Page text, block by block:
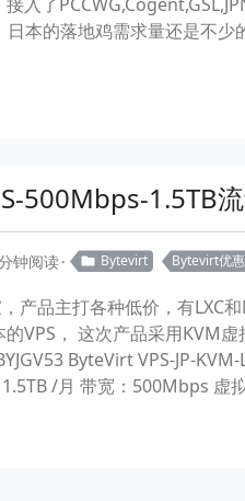
本的落地鸡需求量还是不
500Mbps-1.5TB
钟阅读 Bytevirt Bytevirt优
产品主打各种低价，有LXC
VPS， 这次产品采用KVM
ByteVirt VPS-JP-
/月 带宽：500Mbps 虚